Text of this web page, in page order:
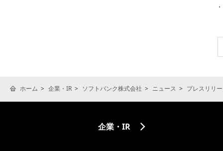
ホーム 企業・IR ソフトバンク株式会社 ニュース プレスリリ
企業・IR